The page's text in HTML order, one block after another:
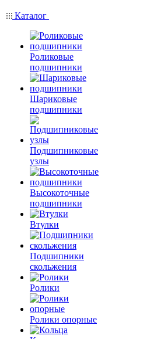
Каталог
Роликовые
подшипники
Шариковые
подшипники
Подшипниковые
узлы
Высокоточные
подшипники
Втулки
Подшипники
скольжения
Ролики
Ролики опорные